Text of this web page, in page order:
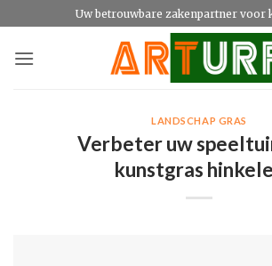
naar
inhoud
Uw betrouwbare zakenpartner voor
LANDSCHAP GRAS
Verbeter uw
kunstgras